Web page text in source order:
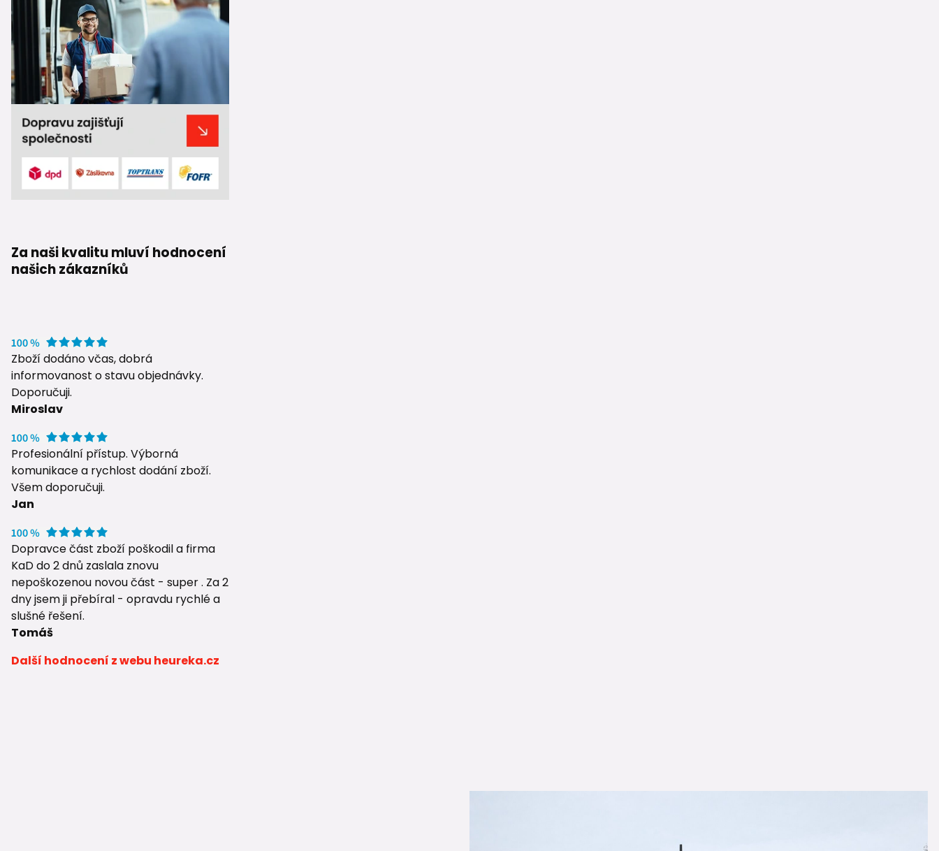
Za naši kvalitu mluví hodnocení
našich zákazníků
Zboží dodáno včas, dobrá
informovanost o stavu objednávky.
Doporučuji.
Miroslav
Profesionální přístup. Výborná
komunikace a rychlost dodání zboží.
Všem doporučuji.
Jan
Dopravce část zboží poškodil a firma
KaD do 2 dnů zaslala znovu
nepoškozenou novou část - super . Za 2
dny jsem ji přebíral - opravdu rychlé a
slušné řešení.
Tomáš
Další hodnocení z webu heureka.cz